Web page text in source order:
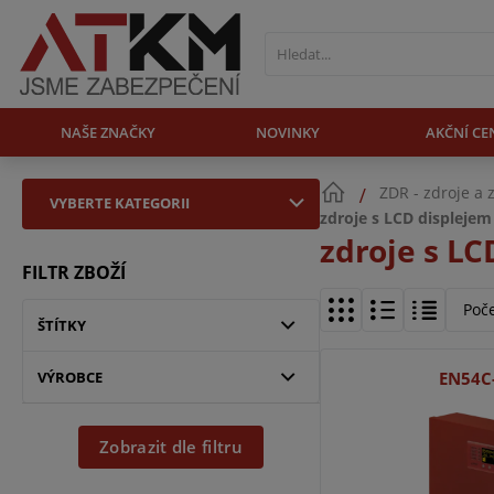
NAŠE ZNAČKY NOVINKY AKČNÍ
VYBERTE KATEGORII
FILTR ZBOŽÍ
ŠTÍTKY
VÝROBCE
Zobrazit dle filtru
ZDR - zdroje a
zdroje s LCD displejem
zdroje s